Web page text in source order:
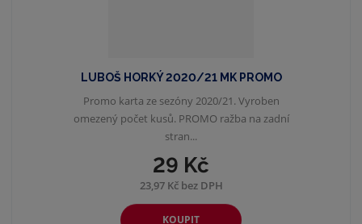
LUBOŠ HORKÝ 2020/21 MK PROMO
29 Kč
23,97 Kč bez DPH
KOUPIT
Promo karta ze sezóny 2020/21. Vyroben
omezený počet kusů. PROMO ražba na zadní
stran...